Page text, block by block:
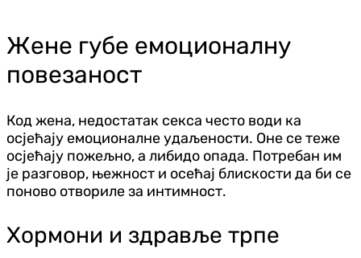
Жене губе емоционалну
повезаност
Код жена, недостатак секса често води ка
осјећају емоционалне удаљености. Оне се теже
осјећају пожељно, а либидо опада. Потребан им
је разговор, њежност и осећај блискости да би се
поново отвориле за интимност.
Хормони и здравље трпе